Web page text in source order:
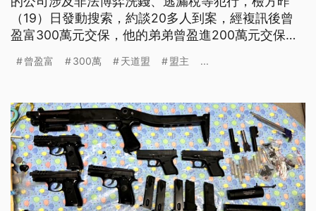
（19）日發動搜索，約談20多人到案，經複訊後曾
盈富300萬元交保，他的弟弟曾盈進200萬元交保，
等科技設備監控。
曾盈富 300萬 天道盟 盟主 ...